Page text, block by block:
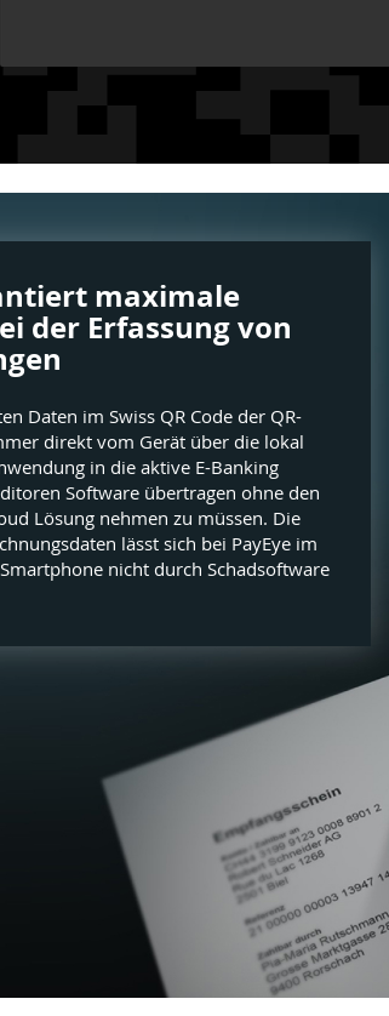
maximale
der Erfassung von
Daten im Swiss QR Code der QR-
direkt vom Gerät über die lokal
in die aktive E-Banking
Software übertragen ohne den
Lösung nehmen zu müssen. Die
lässt sich bei PayEye im
nicht durch Schadsoftware